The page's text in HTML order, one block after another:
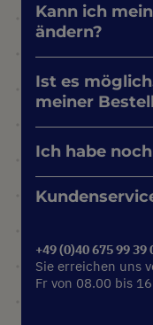
Kann ich
ändern?
Ist es
meiner
Ich habe
+49 (0)40 675 99 39
Sie erreichen uns
Fr von 08.00 bis